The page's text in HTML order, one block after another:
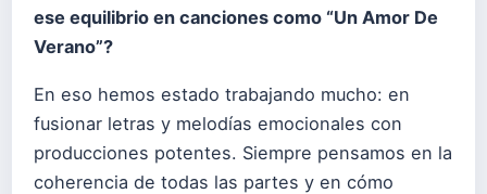
ese equilibrio en canciones como “Un Amor De
Verano”?
En eso hemos estado trabajando mucho: en
fusionar letras y melodías emocionales con
producciones potentes. Siempre pensamos en la
coherencia de todas las partes y en cómo